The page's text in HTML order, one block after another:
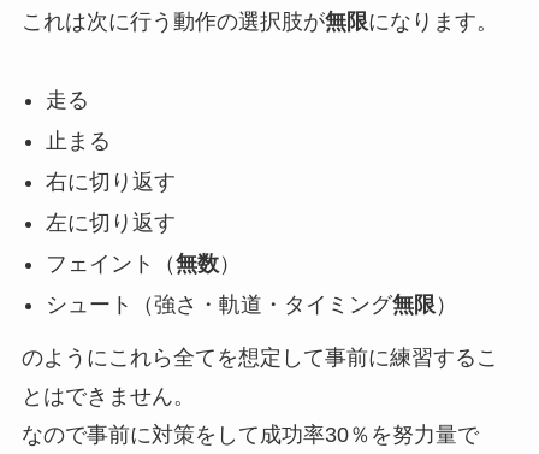
これは次に行う動作の選択肢が無限になります。
走る
止まる
右に切り返す
左に切り返す
フェイント（無数）
シュート（強さ・軌道・タイミング無限 ）
のようにこれら全てを想定して事前に練習するこ
とはできません。
なので事前に対策をして成功率30％を努力量で